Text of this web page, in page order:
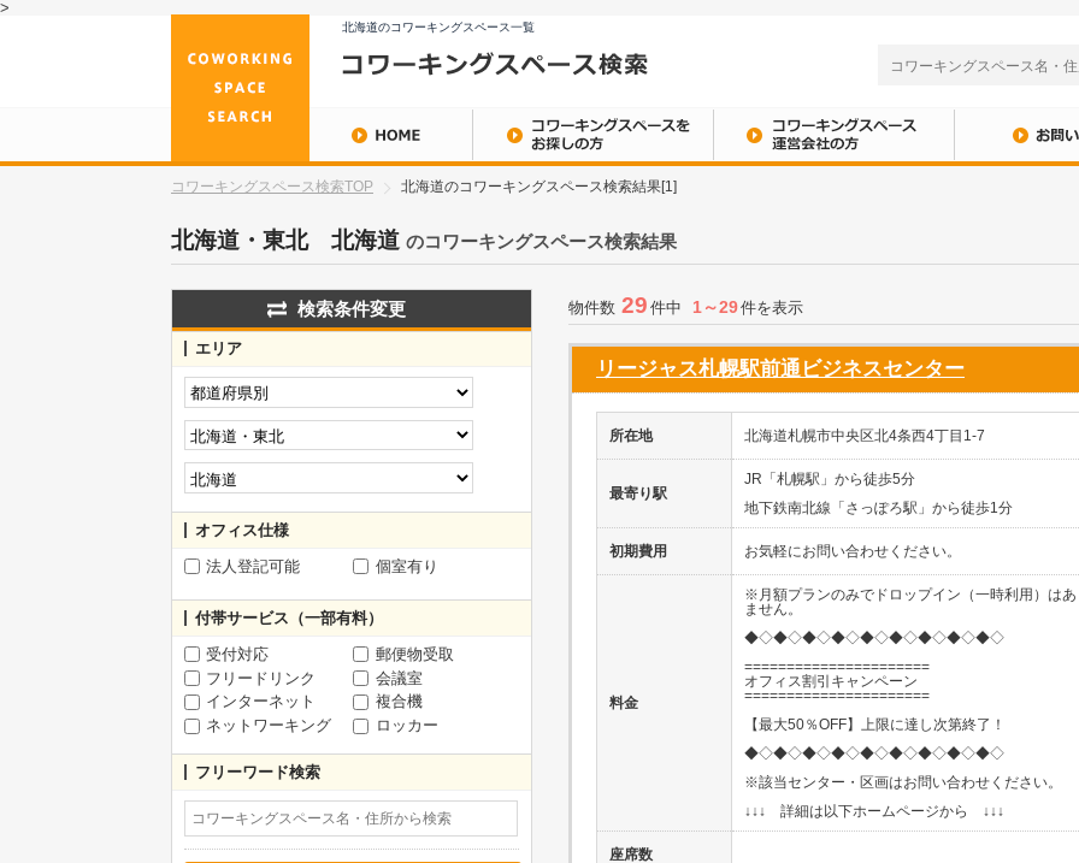
>
北海道のコワーキングスペース一覧
コワーキングスペース検索TOP 北海道のコワーキングスペース検索結果[1]
北海道・東北 北海道 のコワーキングスペース検索結果
検索条件変更
エリア
オフィス仕様
法人登記可能
個室有り
付帯サービス（一部有料）
受付対応
郵便物受取
フリードリンク
会議室
インターネット
複合機
ネットワーキング
ロッカー
フリーワード検索
物件数 29 件中 1～29件を表示
リージャス札幌駅前通ビジネスセンター
所在地 北海道札幌市中央区北4条西4丁目1-7
最寄り駅
JR「札幌駅」から徒歩5分
地下鉄南北線「さっぽろ駅」から徒歩1分
初期費用 お気軽にお問い合わせください。
料金
※月額プランのみでドロップイン（一時利用）はあ
ません。
◆◇◆◇◆◇◆◇◆◇◆◇◆◇◆◇◆◇
======================
オフィス割引キャンペーン
======================
【最大50％OFF】上限に達し次第終了！
◆◇◆◇◆◇◆◇◆◇◆◇◆◇◆◇◆◇
※該当センター・区画はお問い合わせください。
↓↓↓ 詳細は以下ホームページから ↓↓↓
座席数